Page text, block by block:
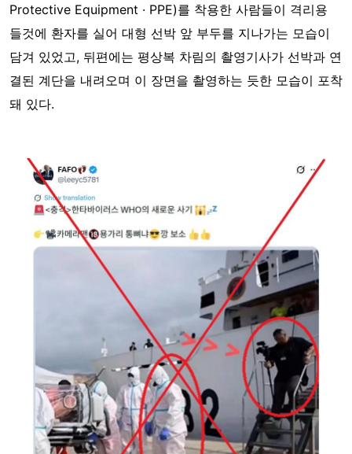
Protective Equipment · PPE)를 착용한 사람들이 격리용
들것에 환자를 실어 대형 선박 앞 부두를 지나가는 모습이
담겨 있었고, 뒤편에는 평상복 차림의 촬영기사가 선박과 연
결된 계단을 내려오며 이 장면을 촬영하는 듯한 모습이 포착
돼 있다.
Image